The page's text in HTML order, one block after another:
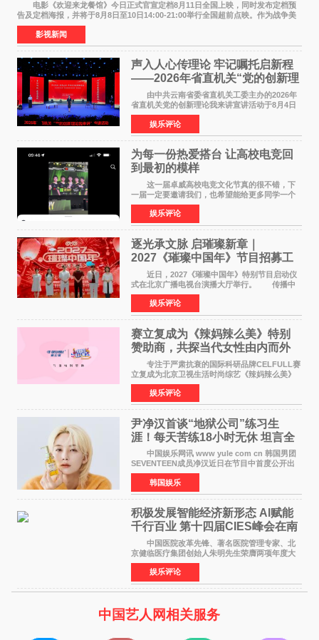
电影《欢迎来龙餐馆》今日正式官宣定档8月11日全国上映，同时发布定档预
告及定档海报，并将于8月8日至10日14:00-21:00举行全国超前点映。作为战争美
食大片，影片讲述的是中国厨师徐福（沈腾
影视新闻
声入人心传理论 牢记嘱托启新程
——2026年省直机关“党的创新理
论我来讲”宣讲活动圆满落幕
由中共云南省委省直机关工委主办的2026年
省直机关党的创新理论我来讲宣讲活动于8月4日
至5日在昆明举办。活动以 "牢记嘱托 感恩奋进
开创云南发展新局面 "为主题，坚持以新时代中国
特色社会主义
娱乐评论
为每一份热爱搭台 让高校电竞回
到最初的模样
这一届卓威高校电竞文化节真的很不错，下
一届一定要邀请我们，也希望能给更多同学一个
来到现场的机会。 2026卓威高校电竞文化节
已经落下帷幕，在活动结束后，仍有不少高校电
竞社负责人和现
娱乐评论
逐光承文脉 启璀璨新章｜
2027《璀璨中国年》节目招募工
作圆满启动
近日，2027《璀璨中国年》特别节目启动仪
式在北京广播电视台演播大厅举行。 传播中
华优秀传统文化，弘扬纯正国风艺术，打造高规
格、高质感、正能量的文艺盛典，是璀璨中国年
矢志不渝的初心
娱乐评论
赛立复成为《辣妈辣么美》特别
赞助商，共探当代女性由内而外
活力美
专注于严肃抗衰的国际科研品牌CELFULL赛
立复成为北京卫视生活时尚综艺《辣妈辣么美》
的特别赞助商,明星辣妈袁咏仪倾情参与，向广大
都市女性传递健康生活新主张，寄语当代女性在
家庭与自我之间
娱乐评论
尹净汉首谈“地狱公司”练习生
涯！每天苦练18小时无休 坦言全
靠成员撑过来
中国娱乐网讯 www yule com cn 韩国男团
SEVENTEEN成员净汉近日在节目中首度公开出
道前的残酷练习生经历，并提及经纪公司Pledis
娱乐，引发广泛关注。 在8月2日播出的日本
TBS综艺节目《周
韩国娱乐
积极发展智能经济新形态 Al赋能
千行百业 第十四届CIES峰会在南
京盛大召开
中国医院改革先锋、著名医院管理专家、北
京健临医疗集团创始人朱明先生荣膺两项年度大
奖 2026年7月31日，盛夏金陵，长江之畔，
以重落地·真务实·强链接为主题的2026&lsquo;人
工智能+&rsquo
娱乐评论
中国艺人网相关服务